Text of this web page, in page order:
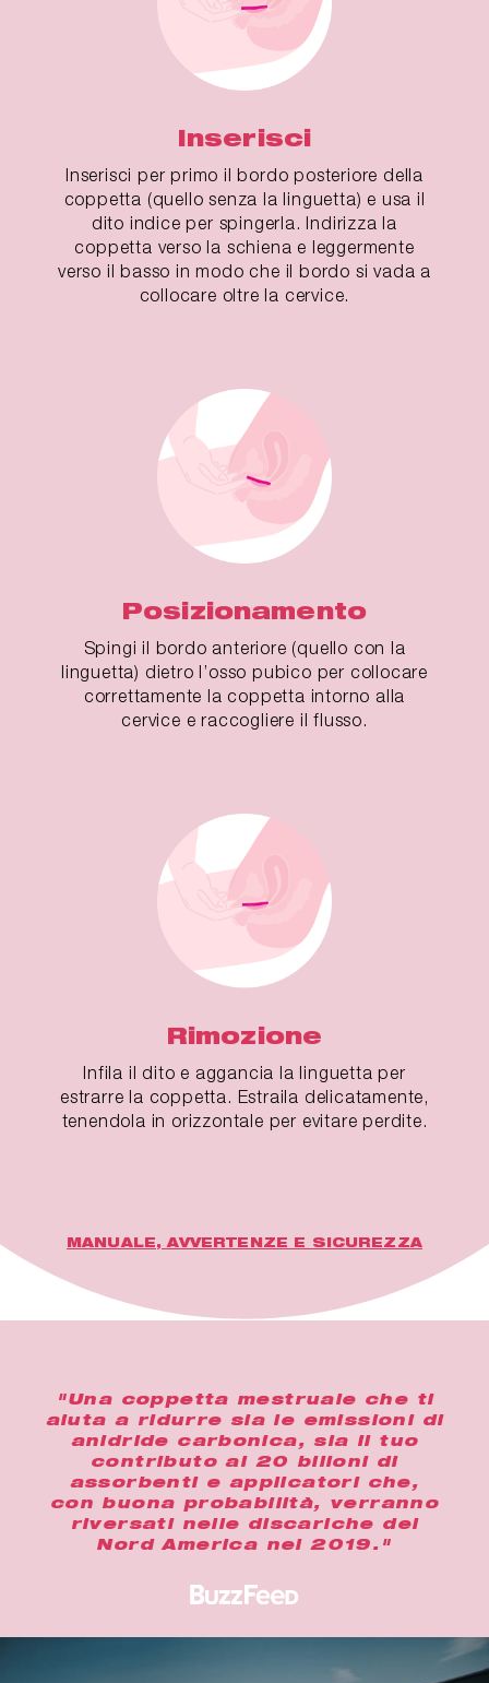
Inserisci
Inserisci per primo il bordo posteriore della
coppetta (quello senza la linguetta) e usa il
dito indice per spingerla. Indirizza la
coppetta verso la schiena e leggermente
verso il basso in modo che il bordo si vada a
collocare oltre la cervice.
Posizionamento
Spingi il bordo anteriore (quello con la
linguetta) dietro l’osso pubico per collocare
correttamente la coppetta intorno alla
cervice e raccogliere il flusso.
Rimozione
Infila il dito e aggancia la linguetta per
estrarre la coppetta. Estraila delicatamente,
tenendola in orizzontale per evitare perdite.
MANUALE, AVVERTENZE E SICUREZZA
"Una coppetta mestruale che ti
aiuta a ridurre sia le emissioni di
anidride carbonica, sia il tuo
contributo ai 20 bilioni di
assorbenti e applicatori che,
con buona probabilità, verranno
riversati nelle discariche del
Nord America nel 2019."